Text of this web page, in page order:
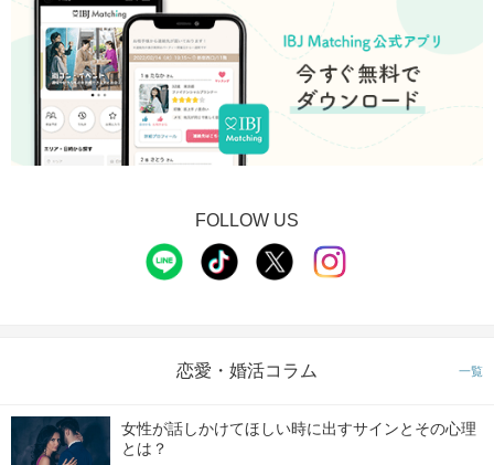
FOLLOW US
恋愛・婚活コラム 一覧
女性が話しかけてほしい時に出すサインとその心理
とは？